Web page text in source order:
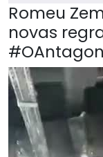
Romeu
novas